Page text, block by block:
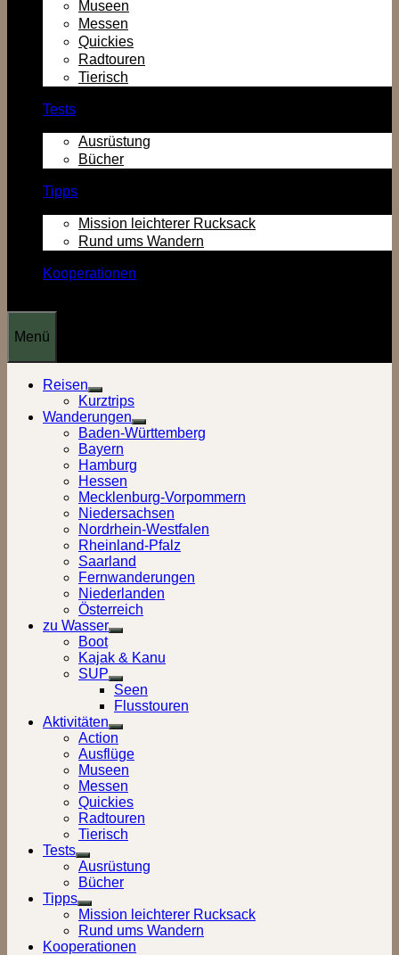
Museen
Messen
Quickies
Radtouren
Tierisch
Tests
Ausrüstung
Bücher
Tipps
Mission leichterer Rucksack
Rund ums Wandern
Kooperationen
Menü
Reisen
Show
sub
menu
Kurztrips
Wanderungen
Show
sub
Baden-Württemberg
Bayern
Hamburg
Hessen
Mecklenburg-Vorpommern
Niedersachsen
Nordrhein-Westfalen
Rheinland-Pfalz
Saarland
Fernwanderungen
Niederlanden
Österreich
zu Wasser
Show
sub
menu
Boot
Kajak & Kanu
SUP
Show
sub
menu
Seen
Flusstouren
Aktivitäten
Show
sub
menu
Action
Ausflüge
Museen
Messen
Quickies
Radtouren
Tierisch
Tests
Show
sub
menu
Ausrüstung
Bücher
Tipps
Show
sub
menu
Mission leichterer Rucksack
Rund ums Wandern
Kooperationen